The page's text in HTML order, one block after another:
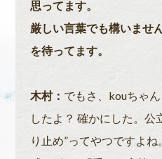
思ってます。
厳しい言葉でも構いませ
を待ってます。
木村： でもさ、kouちゃ
したよ？ 確かにした。
り止め”ってやつですよ